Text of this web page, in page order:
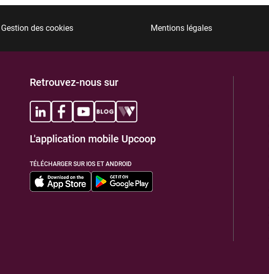
Gestion des cookies Mentions légales
Retrouvez-nous sur
L'application mobile Upcoop
TÉLÉCHARGER SUR IOS ET ANDROID